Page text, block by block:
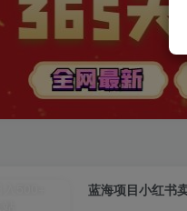
蓝海项目小红书